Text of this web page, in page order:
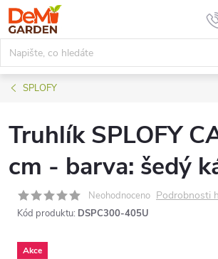
Přejít
na
obsah
SPLOFY
Truhlík SPLOFY
cm - barva: šedý
Neohodnoceno Podrobnosti
Kód produktu: DSPC300-405U
Akce